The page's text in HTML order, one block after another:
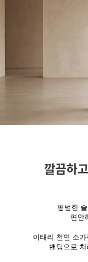
깔끔하
평범한
편안
이태리 천연 소
밴딩으로 처